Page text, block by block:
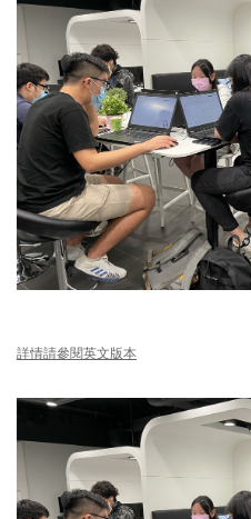
詳情請參閱英文版本